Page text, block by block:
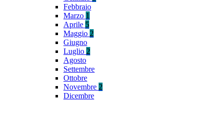
Febbraio
Marzo 1
Aprile 5
Maggio 2
Giugno
Luglio 2
Agosto
Settembre
Ottobre
Novembre 2
Dicembre